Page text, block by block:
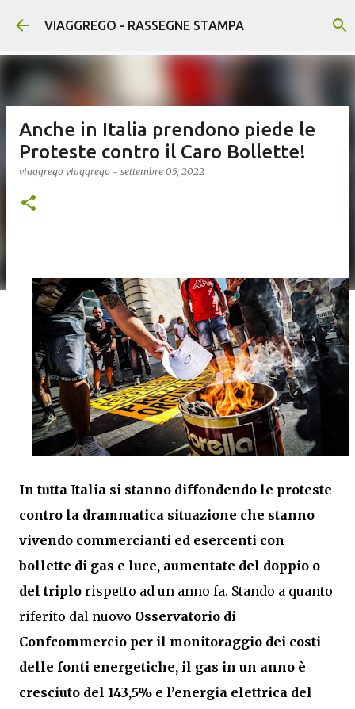
Passa ai contenuti principali
VIAGGREGO - RASSEGNE STAMPA
Anche in Italia prendono piede le
Proteste contro il Caro Bollette!
viaggrego viaggrego - settembre 05, 2022
In tutta Italia si stanno diffondendo le proteste
contro la drammatica situazione che stanno
vivendo commercianti ed esercenti con
bollette di gas e luce, aumentate del doppio o
del triplo rispetto ad un anno fa. Stando a quanto
riferito dal nuovo Osservatorio di
Confcommercio per il monitoraggio dei costi
delle fonti energetiche, il gas in un anno è
cresciuto del 143,5% e l’energia elettrica del